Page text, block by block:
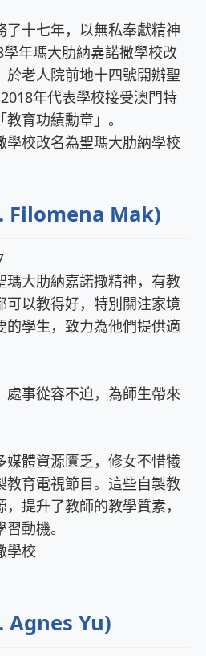
了十七年，以無私奉獻精神
年瑪大肋納嘉諾撒學校改
於老人院前地十四號開辦聖
年代表學校接受澳門特
育功績勳章」。
學校改名為聖瑪大肋納學校
Filomena Mak)
瑪大肋納嘉諾撒精神，有教
可以教得好，特別關注家境
的學生，致力為他們提供適
處事從容不迫，為師生帶來
媒體資源匱乏，修女不惜犧
教育電視節目。這些自製教
提升了教師的教學質素，
動機。
學校
Agnes Yu)